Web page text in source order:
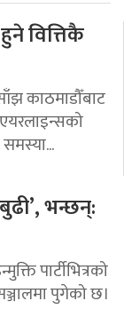
वित्तिकै
काठमाडौँबाट
भन्छन्:
पार्टीभित्रको
पुगेको छ।